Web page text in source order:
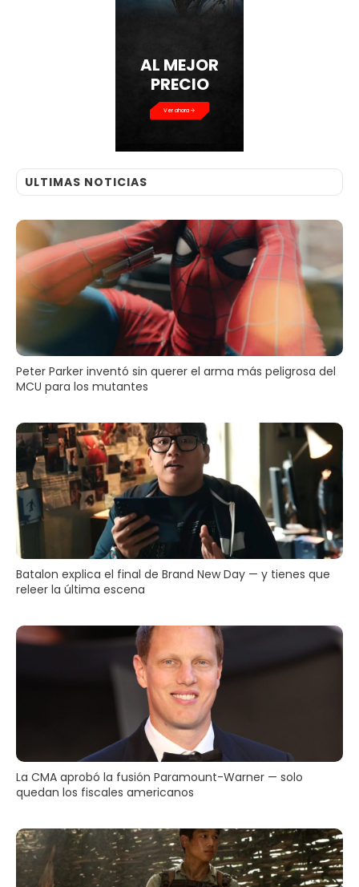
AL MEJOR
PRECIO
Ver ahora
ULTIMAS NOTICIAS
Peter Parker inventó sin querer el arma más peligrosa del
MCU para los mutantes
Batalon explica el final de Brand New Day — y tienes que
releer la última escena
La CMA aprobó la fusión Paramount-Warner — solo
quedan los fiscales americanos